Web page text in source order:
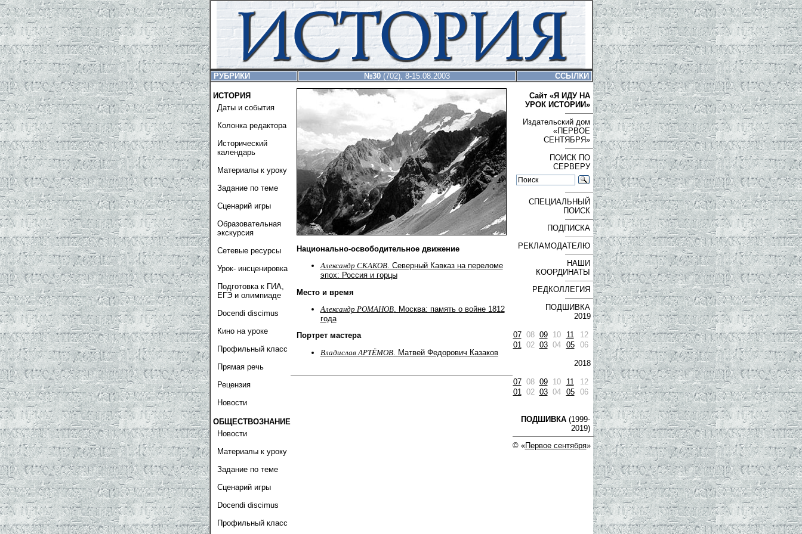
РУБРИКИ №30(702), 8-15.08.2003 ССЫЛКИ
ИСТОРИЯ
Даты и события
Колонка редактора
Исторический
календарь
Материалы к уроку
Задание по теме
Сценарий игры
Образовательная
экскурсия
Сетевые ресурсы
Урок- инсценировка
Подготовка к ГИА,
ЕГЭ и олимпиаде
Docendi discimus
Кино на уроке
Профильный класс
Прямая речь
Рецензия
Новости
ОБЩЕСТВОЗНАНИЕ
Новости
Материалы к уроку
Задание по теме
Сценарий игры
Docendi discimus
Профильный класс
Национально-освободительное движение
Александр СКАКОВ. Северный Кавказ на переломе
эпох: Россия и горцы
Место и время
Александр РОМАНОВ. Москва: память о войне 1812
года
Портрет мастера
Владислав АРТЁМОВ. Матвей Федорович Казаков
Сайт «Я ИДУ НА
УРОК ИСТОРИИ»
Издательский дом
«ПЕРВОЕ
СЕНТЯБРЯ»
ПОИСК ПО
СЕРВЕРУ
СПЕЦИАЛЬНЫЙ
ПОИСК
ПОДПИСКА
РЕКЛАМОДАТЕЛЮ
НАШИ
КООРДИНАТЫ
РЕДКОЛЛЕГИЯ
ПОДШИВКА
2019
07 08 09 10 11
12
01
02 03 04 05 06
2018
07 08 09 10 11
12
01
02 03 04 05 06
ПОДШИВКА(1999-
2019)
© «Первое сентября»